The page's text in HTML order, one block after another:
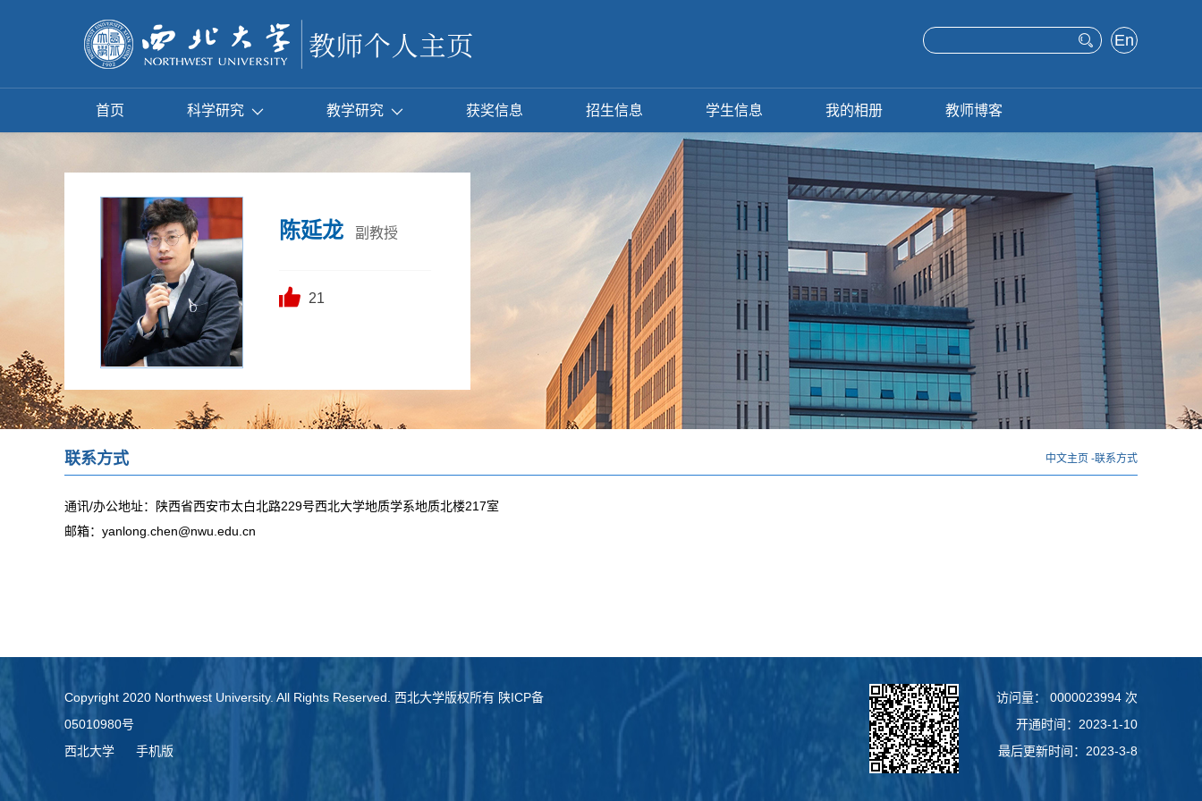
En
h
首页 科学研究 教学研究 获奖信息 招生信息 学生信息 我的相册 教师博客
陈延龙 副教授
21
联系方式 中文主页 -联系方式
通讯/办公地址：
陕西省西安市太白北路229号西北大学地质学系地质北楼217室
邮箱： yanlong.chen@nwu.edu.cn
Copyright 2020 Northwest University. All Rights Reserved. 西北大学版权所有 陕ICP备
05010980号
西北大学
手机版
访问量： 0000023994 次
开通时间： 2023-1-10
最后更新时间： 2023-3-8